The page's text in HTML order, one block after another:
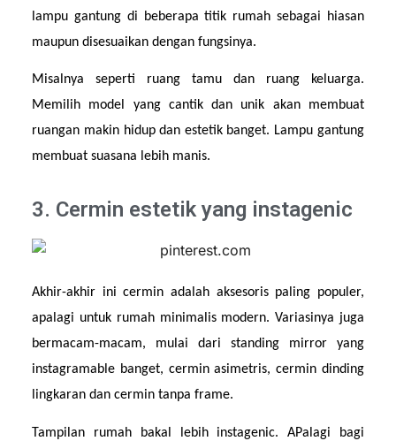
lampu gantung di beberapa titik rumah sebagai hiasan
maupun disesuaikan dengan fungsinya.
Misalnya seperti ruang tamu dan ruang keluarga.
Memilih model yang cantik dan unik akan membuat
ruangan makin hidup dan estetik banget. Lampu gantung
membuat suasana lebih manis.
3. Cermin estetik yang instagenic
Akhir-akhir ini cermin adalah aksesoris paling populer,
apalagi untuk rumah minimalis modern. Variasinya juga
bermacam-macam, mulai dari standing mirror yang
instagramable banget, cermin asimetris, cermin dinding
lingkaran dan cermin tanpa frame.
Tampilan rumah bakal lebih instagenic. APalagi bagi